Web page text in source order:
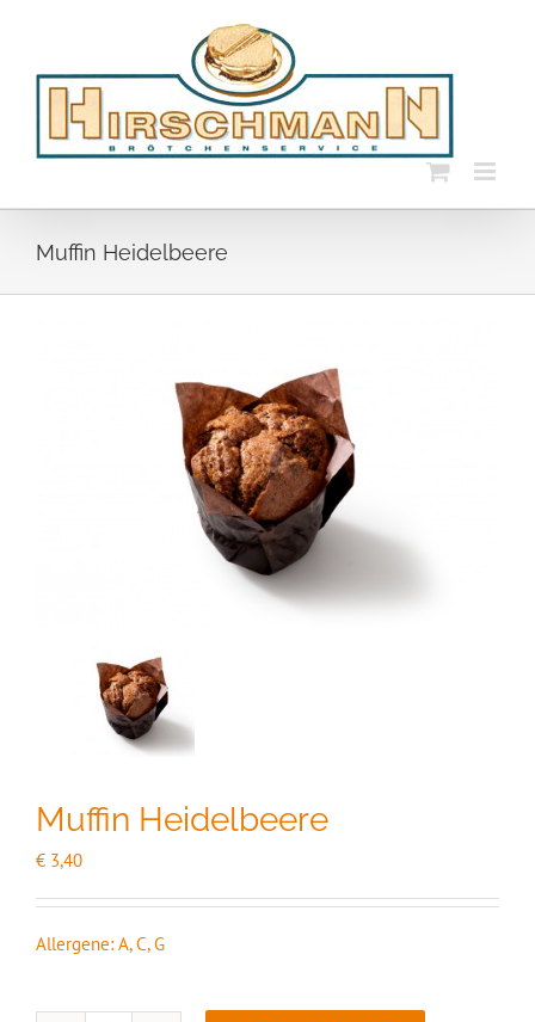
Muffin Heidelbeere
Muffin Heidelbeere
€ 3,40
Allergene: A, C, G